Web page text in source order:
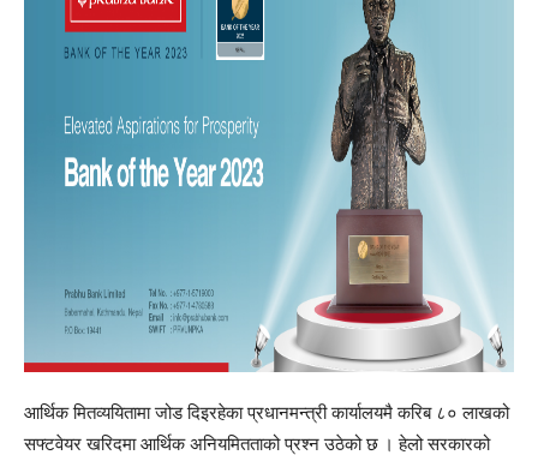
आर्थिक मितव्ययितामा जोड दिइरहेका प्रधानमन्त्री कार्यालयमै करिब ८० लाखको
सफ्टवेयर खरिदमा आर्थिक अनियमितताको प्रश्न उठेको छ । हेलो सरकारको